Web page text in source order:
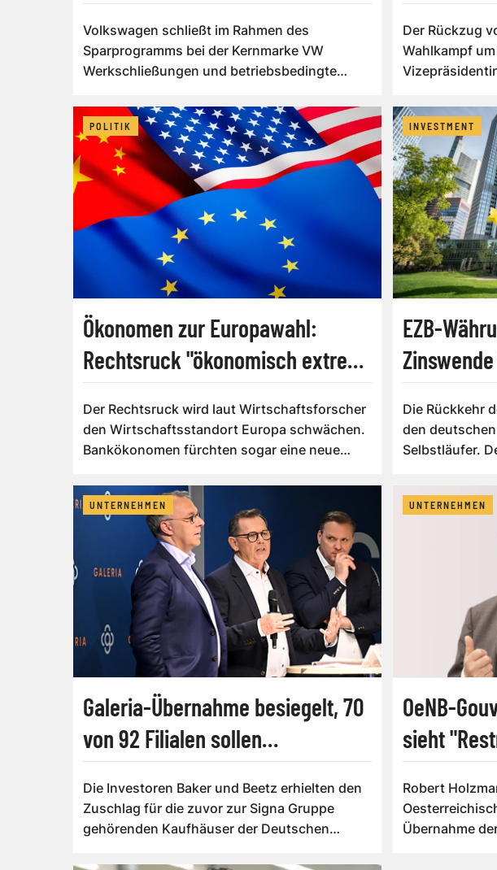
Volkswagen schließt im Rahmen des
Sparprogramms bei der Kernmarke VW
Werkschließungen und betriebsbedingte
Der Rückzug
Wahlkampf
POLITIK
Ökonomen zur Europawahl:
Rechtsruck "ökonomisch extrem
Der Rechtsruck wird laut Wirtschaftsforscher
den Wirtschaftsstandort Europa schwächen.
Bankökonomen fürchten sogar eine neue
INVESTMENT
EZB-
Die Rückkehr
den
Selbstläufer.
UNTERNEHMEN
Galeria-Übernahme besiegelt, 70
von 92 Filialen sollen
Die Investoren Baker und Beetz erhielten den
Zuschlag für die zuvor zur Signa Gruppe
gehörenden Kaufhäuser der Deutschen
UNTERNEHMEN
OeNB-
sieht
Robert
Übernahme